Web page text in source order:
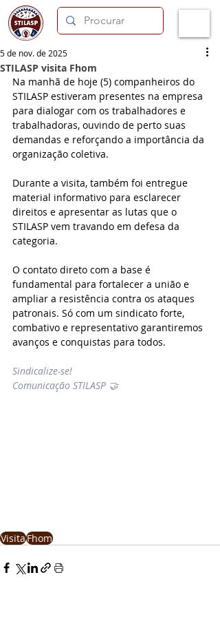
STILASP visita Fhom
5 de nov. de 2025
Na manhã de hoje (5) companheiros do
STILASP estiveram presentes na empresa
para dialogar com os trabalhadores e
trabalhadoras, ouvindo de perto suas
demandas e reforçando a importância da
organização coletiva.
Durante a visita, também foi entregue
material informativo para esclarecer
direitos e apresentar as lutas que o
STILASP vem travando em defesa da
categoria.
O contato direto com a base é
fundamental para fortalecer a união e
ampliar a resistência contra os ataques
patronais. Só com um sindicato forte,
combativo e representativo garantiremos
avanços e conquistas para todos.
Sindicalize-se!
Comunicação STILASP 🤝
VisitaFhom